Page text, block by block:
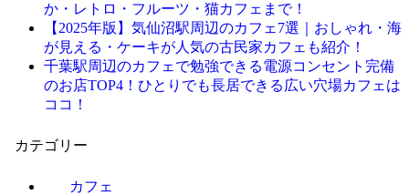
か・レトロ・フルーツ・猫カフェまで！
【2025年版】気仙沼駅周辺のカフェ7選｜おしゃれ・海
が見える・ケーキが人気の古民家カフェも紹介！
千葉駅周辺のカフェで勉強できる電源コンセント完備
のお店TOP4！ひとりでも長居できる広い穴場カフェは
ココ！
カテゴリー
カフェ